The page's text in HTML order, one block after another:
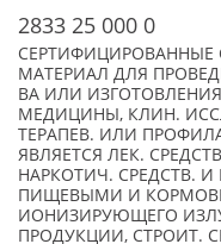
2833 25 000 0
СЕРТИФИЦИРОВАННЫЕ
МАТЕРИАЛ ДЛЯ
ВА ИЛИ
МЕДИЦИНЫ, КЛИН.
ТЕРАПЕВ. ИЛИ
ЯВЛЯЕТСЯ ЛЕК.
НАРКОТИЧ. СРЕДСТВ.
ПИЩЕВЫМИ И
ИОНИЗИРУЮЩЕГО
ПРОДУКЦИИ, СТРОИТ.